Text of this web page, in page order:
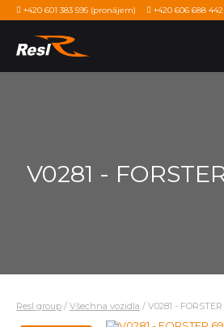
+420 601 383 595 (pronájem) +420 606 688 442
V0281 -
Resl group / Všechna vozidla / V0281 -